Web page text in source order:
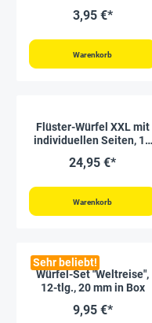
3,95 €*
Warenkorb
Flüster-Würfel XXL mit
individuellen Seiten, 16
24,95 €*
Warenkorb
Sehr beliebt!
Würfel-Set "Weltreise",
12-tlg., 20 mm in Box
9,95 €*